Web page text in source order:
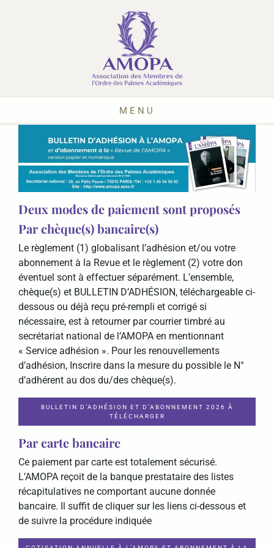
MENU
Deux modes de paiement sont proposés
Par chèque(s) bancaire(s)
Le règlement (1) globalisant l’adhésion et/ou votre
abonnement à la Revue et le règlement (2) votre don
éventuel sont à effectuer séparément. L’ensemble,
chèque(s) et BULLETIN D’ADHÉSION, téléchargeable ci-
dessous ou déjà reçu pré-rempli et corrigé si
nécessaire, est à retourner par courrier timbré au
secrétariat national de l’AMOPA en mentionnant
« Service adhésion ». Pour les renouvellements
d’adhésion, Inscrire dans la mesure du possible le N°
d’adhérent au dos du/des chèque(s).
BULLETIN D’ADHÉSION ET D’ABONNEMENT 2026 À
TÉLÉCHARGER
Par carte bancaire
Ce paiement par carte est totalement sécurisé.
L’AMOPA reçoit de la banque prestataire des listes
récapitulatives ne comportant aucune donnée
bancaire. Il suffit de cliquer sur les liens ci-dessous et
de suivre la procédure indiquée